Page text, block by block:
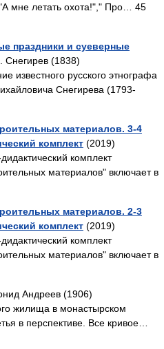
мне летать охота!"," Про… 45
праздники и суеверные
Снегирев (1838)
известного русского этнографа
Снегирева (1793-
материалов. 3-4
комплект (2019)
комплект
материалов" включает в
материалов. 2-3
комплект (2019)
комплект
материалов" включает в
Андреев (1906)
жилища в монастырском
в перспективе. Все кривое…